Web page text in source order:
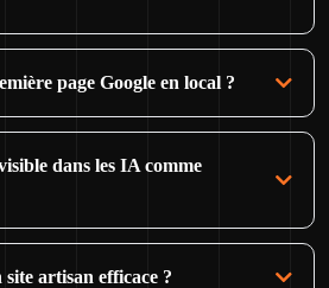
page Google en local ?
dans les IA comme
artisan efficace ?